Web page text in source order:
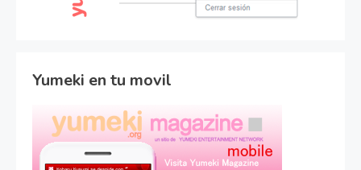
Yumeki en tu movil